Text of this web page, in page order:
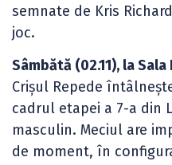
semnate de Kris
joc.
Sâmbătă (02.11), la Sala
Crișul Repede
cadrul etapei a 7-a din
masculin. Meciul are
de moment, în